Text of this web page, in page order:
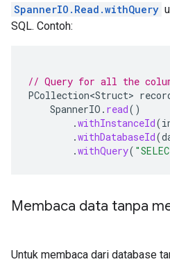
SpannerIO.Read.withQuery
SQL. Contoh:
// Query for all the
PCollection<Struct>
SpannerIO . read()
.withInstanceId(
.withDatabaseId(
.withQuery(
Membaca data tanpa
Untuk membaca dari database